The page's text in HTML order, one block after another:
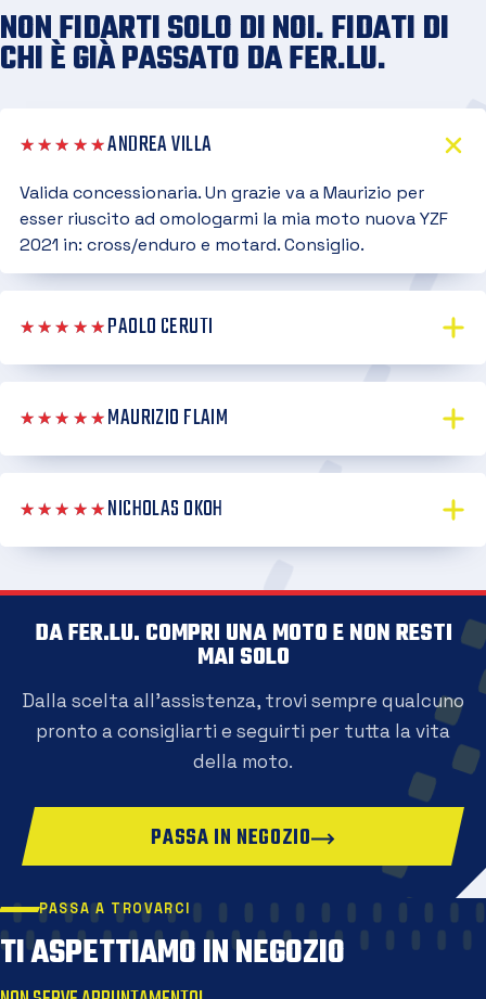
NON FIDARTI SOLO DI NOI. FIDATI DI
CHI È GIÀ PASSATO DA FER.LU.
★★★★★ANDREA VILLA
Valida concessionaria. Un grazie va a Maurizio per
esser riuscito ad omologarmi la mia moto nuova YZF
2021 in: cross/enduro e motard. Consiglio.
★★★★★PAOLO CERUTI
★★★★★MAURIZIO FLAIM
★★★★★NICHOLAS OKOH
DA FER.LU. COMPRI UNA MOTO E NON RESTI
MAI SOLO
Dalla scelta all'assistenza, trovi sempre qualcuno
pronto a consigliarti e seguirti per tutta la vita
della moto.
PASSA IN NEGOZIO
PASSA A TROVARCI
TI ASPETTIAMO IN NEGOZIO